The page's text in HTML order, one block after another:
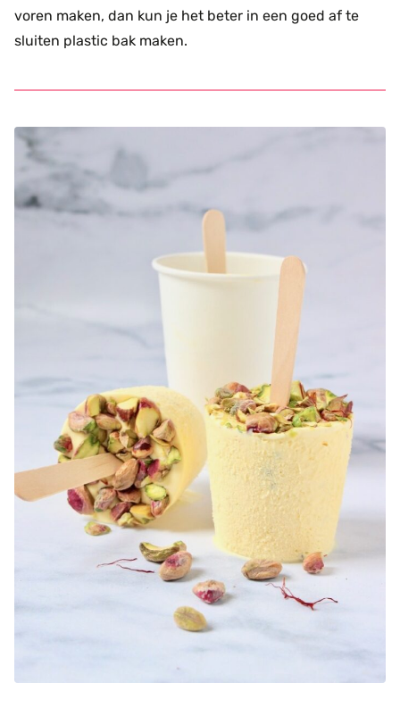
voren maken, dan kun je het beter in een goed af te
sluiten plastic bak maken.